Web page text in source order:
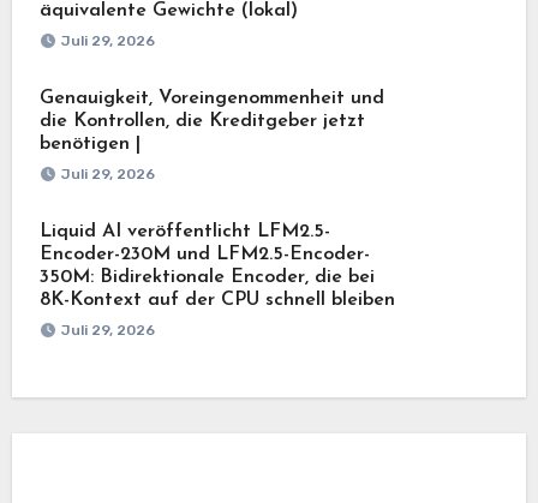
äquivalente Gewichte (lokal)
Juli 29, 2026
Genauigkeit, Voreingenommenheit und
die Kontrollen, die Kreditgeber jetzt
benötigen |
Juli 29, 2026
Liquid AI veröffentlicht LFM2.5-
Encoder-230M und LFM2.5-Encoder-
350M: Bidirektionale Encoder, die bei
8K-Kontext auf der CPU schnell bleiben
Juli 29, 2026